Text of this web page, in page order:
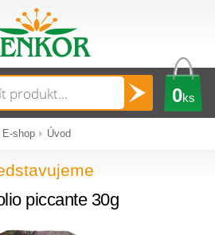
0ks
E-shop Úvod
piccante 30g